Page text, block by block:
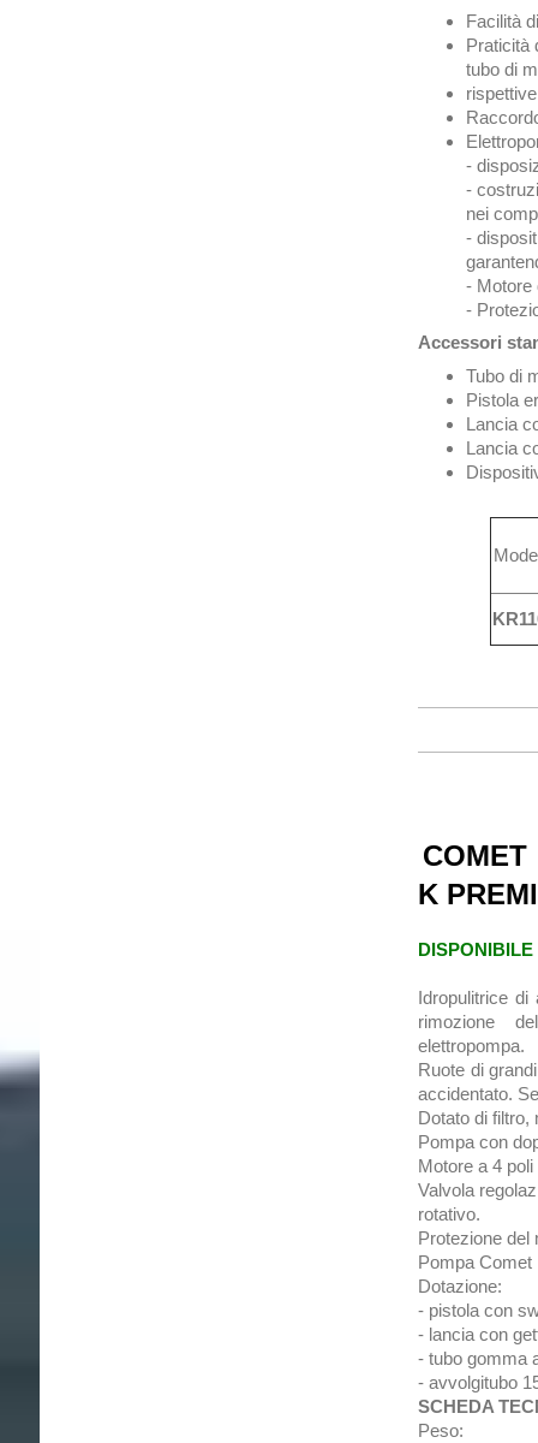
Facilità
Praticità
tubo di
-
-
nei
-
- Motore
-
Accessori
Tubo di
Pistola
Lancia
Lancia
COMET
K
DISPONIBILE
Idropulitrice di
rimozione
elettropompa.
Ruote di
accidentato.
Dotato di filtro,
Pompa con
Motore a 4
Valvola
rotativo.
Protezione del
Pompa Comet
Dotazione:
- pistola con
- lancia con
- tubo gomma
- avvolgitubo
SCHEDA
Peso: